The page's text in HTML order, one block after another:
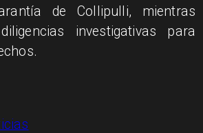
de Collipulli, mientras
investigativas para